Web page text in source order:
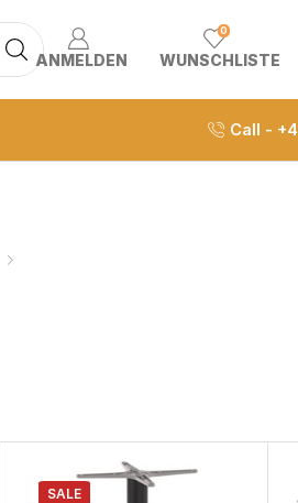
ANMELDEN
0
WUNSCHLISTE
Call -
SALE